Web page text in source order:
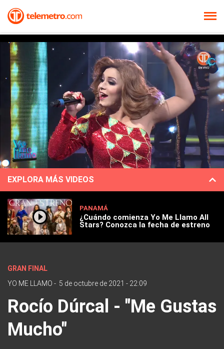
EXPLORA MÁS VIDEOS
PANAMÁ
¿Cuándo comienza Yo Me Llamo All
Stars? Conozca la fecha de estreno
GRAN FINAL
YO ME LLAMO - 5 de octubre de 2021 - 22:09
Rocío Dúrcal - "Me Gustas
Mucho"